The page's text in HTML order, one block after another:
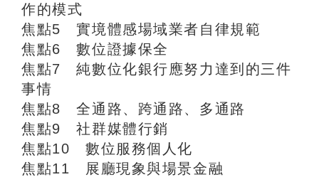
作的模式
焦點5 實境體感場域業者自律規範
焦點6 數位證據保全
焦點7 純數位化銀行應努力達到的三件
事情
焦點8 全通路、跨通路、多通路
焦點9 社群媒體行銷
焦點10 數位服務個人化
焦點11 展廳現象與場景金融